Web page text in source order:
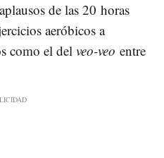
de las 20 horas
aeróbicos a
como el del veo-veo entre